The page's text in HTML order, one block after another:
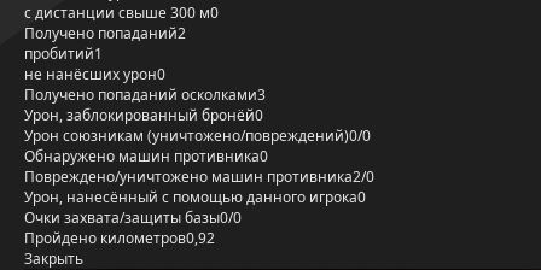
с дистанции свыше 300 м0
Получено попаданий2
пробитий1
не нанёсших урон0
Получено попаданий осколками3
Урон, заблокированный бронёй0
Урон союзникам (уничтожено/повреждений)0/0
Обнаружено машин противника0
Повреждено/уничтожено машин противника2/0
Урон, нанесённый с помощью данного игрока0
Очки захвата/защиты базы0/0
Пройдено километров0,92
Закрыть